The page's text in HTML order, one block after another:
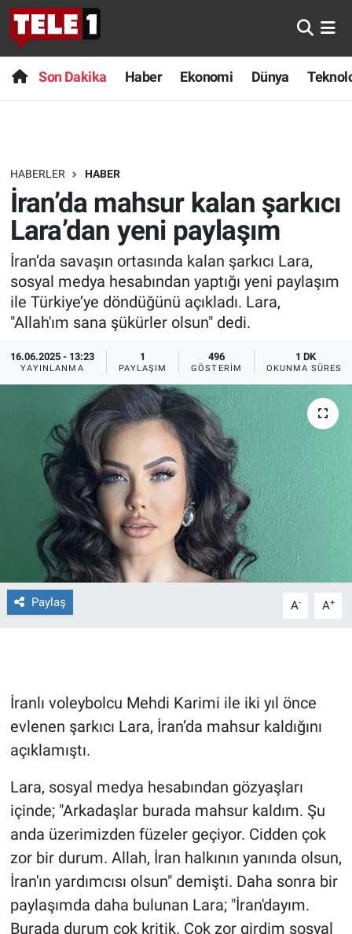
Son Dakika Haber Ekonomi Dünya
HABERLER HABER
İran’da mahsur kalan şarkıcı
Lara’dan yeni paylaşım
İran’da savaşın ortasında kalan şarkıcı Lara,
sosyal medya hesabından yaptığı yeni paylaşım
ile Türkiye’ye döndüğünü açıkladı. Lara,
"Allah'ım sana şükürler olsun" dedi.
16.06.2025 - 13:23
YAYINLANMA
1
PAYLAŞIM
496
GÖSTERIM
1 DK
OKUNMA SÜRESI
Paylaş A- A+
İranlı voleybolcu Mehdi Karimi ile iki yıl önce
evlenen şarkıcı Lara, İran’da mahsur kaldığını
açıklamıştı.
Lara, sosyal medya hesabından gözyaşları
içinde; "Arkadaşlar burada mahsur kaldım. Şu
anda üzerimizden füzeler geçiyor. Cidden çok
zor bir durum. Allah, İran halkının yanında olsun,
İran'ın yardımcısı olsun" demişti. Daha sonra bir
paylaşımda daha bulunan Lara; "İran'dayım.
Burada durum çok kritik. Çok zor girdim sosyal
Anında Manşet
Başka Sohbetler
Bilim turu
Bilim ve Teknoloji Evreni
Doğa Konuşuyor
Dünya
Ege'den Esintiler
Eğitim
Eğlence
Ekonomi
Forum
Gerçeğin İzinde
Gün Ortası
Gündem Özel
Günün görüntüsü
Haber
İlan
Kimdir
Son Dakika
Haber
Dünya
Teknoloji
Sağlık
Spor
İletişim
Nöbetçi Eczaneler
Hava Durumu
Trafik Durumu
Süper Lig Puan Durumu ve Fikstür
Tüm Manşetler
Son Dakika Haberleri